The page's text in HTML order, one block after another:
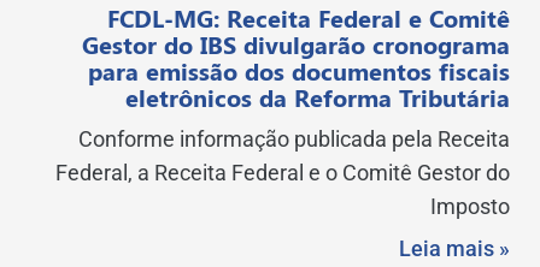
FCDL-MG: Receita Federal e Comitê
Gestor do IBS divulgarão cronograma
para emissão dos documentos fiscais
eletrônicos da Reforma Tributária
Conforme informação publicada pela Receita
Federal, a Receita Federal e o Comitê Gestor do
Imposto
Leia mais »